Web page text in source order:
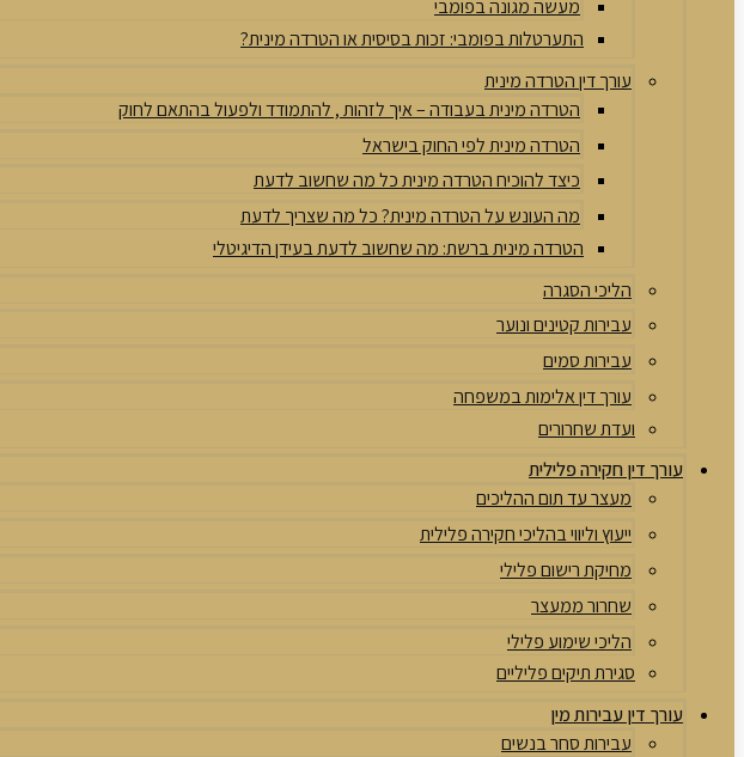
מעשה מגונה בפומבי
התערטלות בפומבי: זכות בסיסית או הטרדה מינית?
עורך דין הטרדה מינית
הטרדה מינית בעבודה – איך לזהות , להתמודד ולפעול בהתאם לחוק
הטרדה מינית לפי החוק בישראל
כיצד להוכיח הטרדה מינית כל מה שחשוב לדעת
מה העונש על הטרדה מינית? כל מה שצריך לדעת
הטרדה מינית ברשת: מה שחשוב לדעת בעידן הדיגיטלי
הליכי הסגרה
עבירות קטינים ונוער
עבירות סמים
עורך דין אלימות במשפחה
ועדת שחרורים
עורך דין חקירה פלילית
מעצר עד תום ההליכים
ייעוץ וליווי בהליכי חקירה פלילית
מחיקת רישום פלילי
שחרור ממעצר
הליכי שימוע פלילי
סגירת תיקים פליליים
עורך דין עבירות מין
עבירות סחר בנשים